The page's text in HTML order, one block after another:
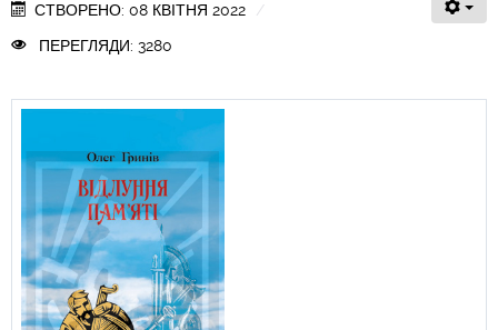
СТВОРЕНО: 08 КВІТНЯ 2022
ПЕРЕГЛЯДИ: 3280